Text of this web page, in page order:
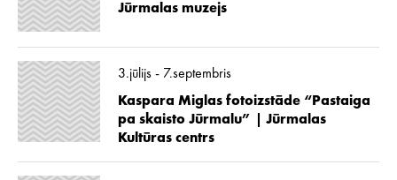
Jūrmalas muzejs
3.jūlijs - 7.septembris
Kaspara Miglas fotoizstāde “Pastaiga
pa skaisto Jūrmalu” | Jūrmalas
Kultūras centrs